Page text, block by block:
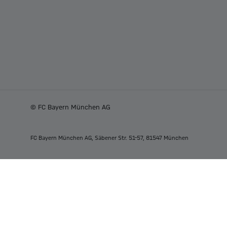
© FC Bayern München AG
FC Bayern München AG, Säbener Str. 51-57, 81547 München